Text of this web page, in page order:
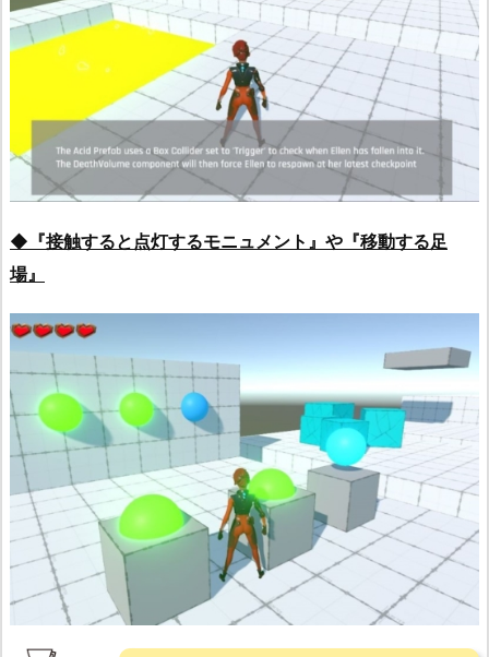
◆『接触すると点灯するモニュメント』や『移動する足
場』